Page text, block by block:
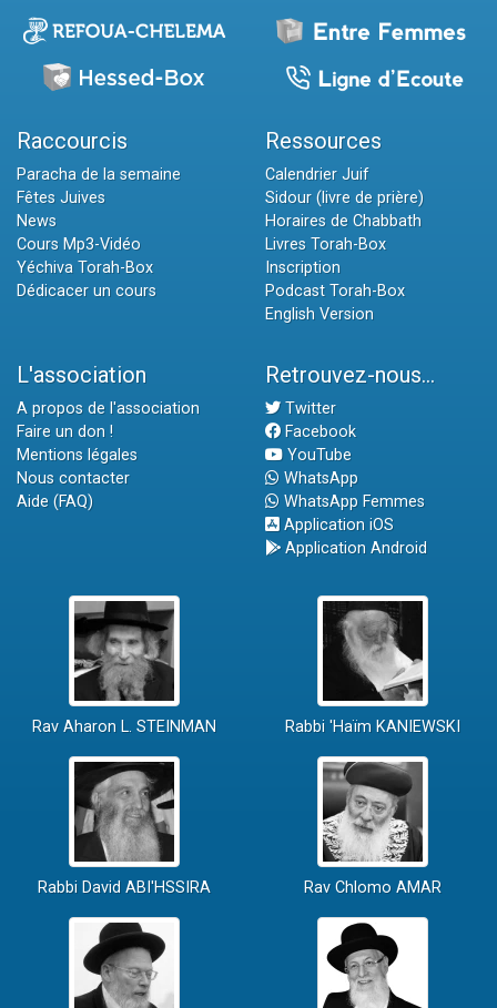
Raccourcis
Paracha de la semaine
Fêtes Juives
News
Cours Mp3-Vidéo
Yéchiva Torah-Box
Dédicacer un cours
Ressources
Calendrier Juif
Sidour (livre de prière)
Horaires de Chabbath
Livres Torah-Box
Inscription
Podcast Torah-Box
English Version
L'association
A propos de l'association
Faire un don !
Mentions légales
Nous contacter
Aide (FAQ)
Retrouvez-nous...
Twitter
Facebook
YouTube
WhatsApp
WhatsApp Femmes
Application iOS
Application Android
Rav Aharon L. STEINMAN Rabbi 'Haïm KANIEWSKI
Rabbi David ABI'HSSIRA Rav Chlomo AMAR